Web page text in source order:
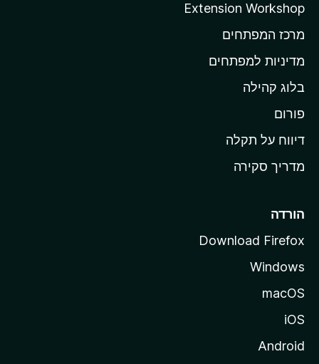
ב
י
ת
ל
M
i
l
Extension Workshop
מרכז המפתחים
מדיניות למפתחים
בלוג קהילה
פורום
דיווח על תקלה
מדריך סקירה
הורדה
Download Firefox
Windows
macOS
iOS
Android